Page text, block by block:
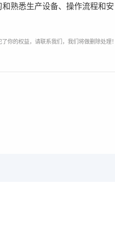
熟悉生产设备、操作流程和安
你的权益，请联系我们，我们将做删除处理！